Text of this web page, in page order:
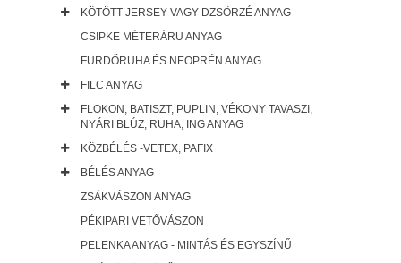
KÖTÖTT JERSEY VAGY DZSÖRZÉ ANYAG
CSIPKE MÉTERÁRU ANYAG
FÜRDŐRUHA ÉS NEOPRÉN ANYAG
FILC ANYAG
FLOKON, BATISZT, PUPLIN, VÉKONY TAVASZI,
NYÁRI BLÚZ, RUHA, ING ANYAG
KÖZBÉLÉS -VETEX, PAFIX
BÉLÉS ANYAG
ZSÁKVÁSZON ANYAG
PÉKIPARI VETŐVÁSZON
PELENKA ANYAG - MINTÁS ÉS EGYSZÍNŰ